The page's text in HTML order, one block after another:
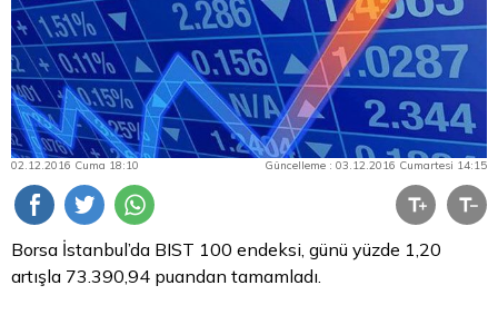
02.12.2016 Cuma 18:10 Güncelleme : 03.12.2016 Cumartesi 14:15
Borsa İstanbul’da BIST 100 endeksi, günü yüzde 1,20
artışla 73.390,94 puandan tamamladı.